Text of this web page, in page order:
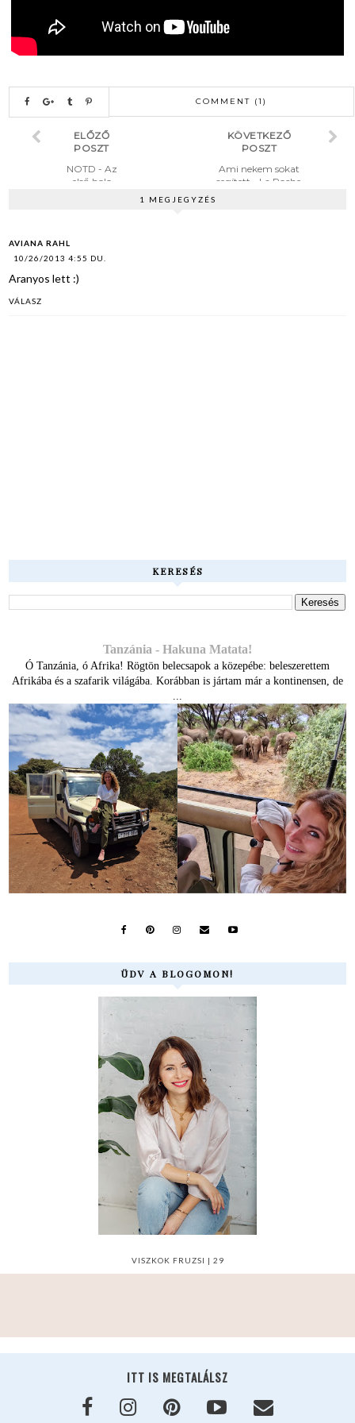
COMMENT (1)
KÖVETKEZŐ
POSZT
Ami nekem sokat
segített - La Roche
ELŐZŐ
POSZT
NOTD - Az
első holo
1 MEGJEGYZÉS
AVIANA RAHL
10/26/2013 4:55 DU.
Aranyos lett :)
VÁLASZ
KERESÉS
Tanzánia - Hakuna Matata!
Ó Tanzánia, ó Afrika! Rögtön belecsapok a közepébe: beleszerettem
Afrikába és a szafarik világába. Korábban is jártam már a kontinensen, de
ÜDV A BLOGOMON!
VISZKOK FRUZSI | 29
ITT IS MEGTALÁLSZ